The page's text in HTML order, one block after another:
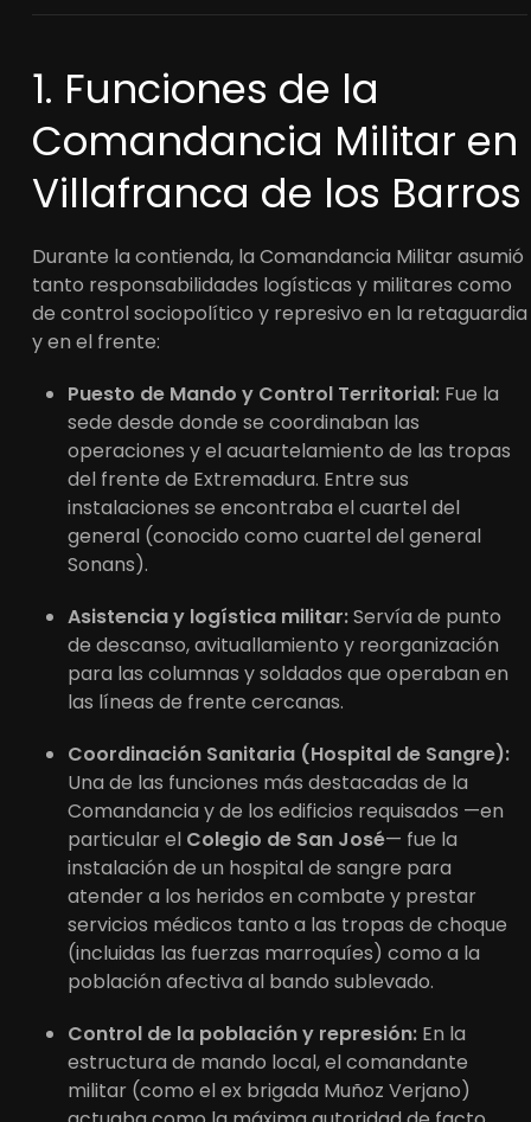
1. Funciones de la
Comandancia Militar en
Villafranca de los Barros
Durante la contienda, la Comandancia Militar asumió
tanto responsabilidades logísticas y militares como
de control sociopolítico y represivo en la retaguardia
y en el frente:
Puesto de Mando y Control Territorial: Fue la
sede desde donde se coordinaban las
operaciones y el acuartelamiento de las tropas
del frente de Extremadura. Entre sus
instalaciones se encontraba el cuartel del
general (conocido como cuartel del general
Sonans).
Asistencia y logística militar:Servía de punto
de descanso, avituallamiento y reorganización
para las columnas y soldados que operaban en
las líneas de frente cercanas.
Coordinación Sanitaria (Hospital de Sangre):
Una de las funciones más destacadas de la
Comandancia y de los edificios requisados —en
particular el Colegio de San José— fue la
instalación de un hospital de sangre para
atender a los heridos en combate y prestar
servicios médicos tanto a las tropas de choque
(incluidas las fuerzas marroquíes) como a la
población afectiva al bando sublevado.
Control de la población y represión: En la
estructura de mando local, el comandante
militar (como el ex brigada Muñoz Verjano)